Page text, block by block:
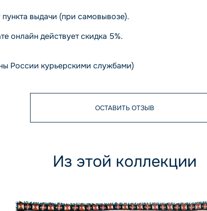
выдачи (при самовывозе).
онлайн действует скидка 5%.
России курьерскими службами)
ОСТАВИТЬ ОТЗЫВ
Из этой коллекции